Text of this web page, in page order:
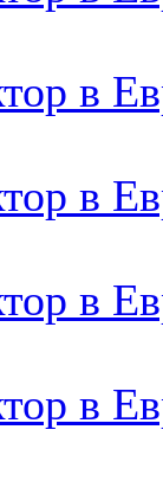
в
в
в
в